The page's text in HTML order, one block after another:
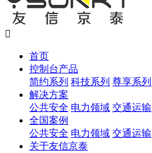

首页
控制台产品
简约系列 科技系列 尊享系列
解决方案
公共安全 电力领域 交通运输
全国案例
公共安全 电力领域 交通运输
关于友信京泰